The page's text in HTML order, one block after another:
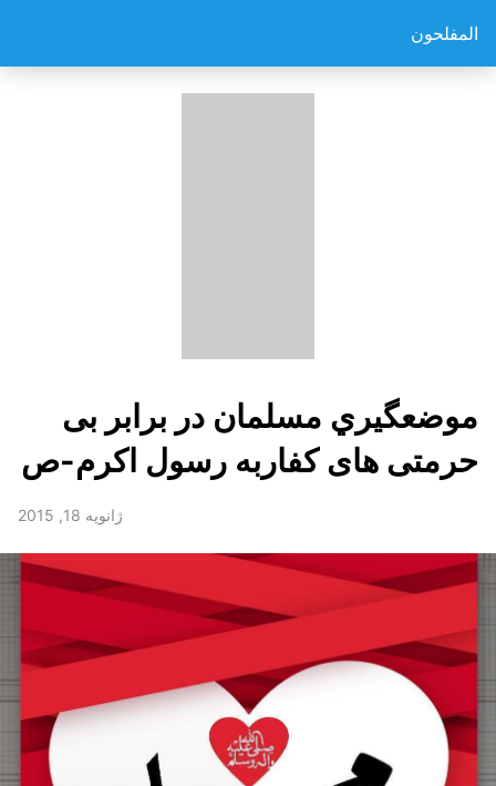
المفلحون
موضعگيري مسلمان در برابر بی
حرمتی های کفاربه رسول اکرم-ص
ژانویه 18, 2015